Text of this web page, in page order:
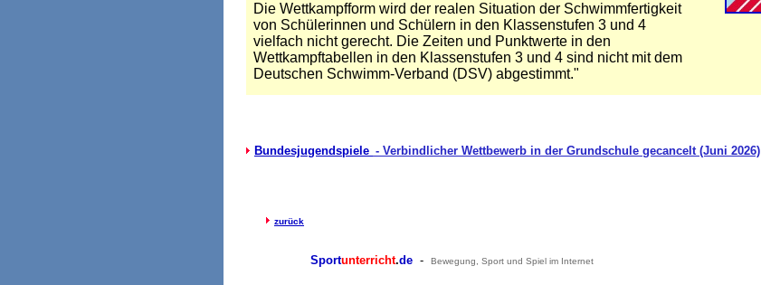
Die Wettkampfform wird der realen Situation der Schwimmfertigkeit
von Schülerinnen und Schülern in den Klassenstufen 3 und 4
vielfach nicht gerecht. Die Zeiten und Punktwerte in den
Wettkampftabellen in den Klassenstufen 3 und 4 sind nicht mit dem
Deutschen Schwimm-Verband (DSV) abgestimmt."
Bundesjugendspiele - Verbindlicher Wettbewerb in der Grundschule gecancelt (Juni 2026)
zurück
Sportunterricht.de - Bewegung, Sport und Spiel im Internet